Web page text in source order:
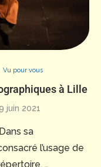
Vu pour vous
à Lille
9 juin 2021
sa
l’usage de
…